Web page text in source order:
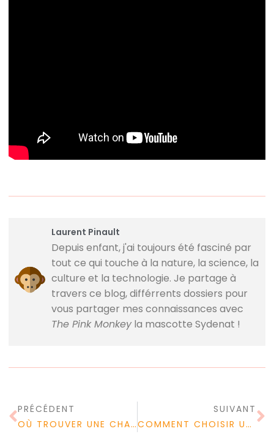
Laurent Pinault
Depuis enfant, j'ai toujours été fasciné par
tout ce qui touche à la nature, la science, la
culture et la technologie. Je partage à
travers ce blog, différrents dossiers pour
vous partager mes connaissances avec
The Pink Monkeyla mascotte Sydenat !
PRÉCÉDENT
OÙ TROUVER UNE CHAPKA DE QUALITÉ ?
SUIVANT
COMMENT CHOISIR UNE MUTUELLE SENIOR ADAPTÉE ?